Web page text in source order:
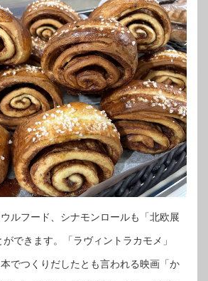
ウルフード、シナモンロールも「北欧展
できます。「ラヴィントラカモメ」
でつくりだしたとも言われる映画「か